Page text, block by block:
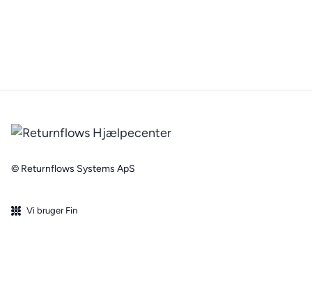
© Returnflows Systems ApS
Vi bruger Fin